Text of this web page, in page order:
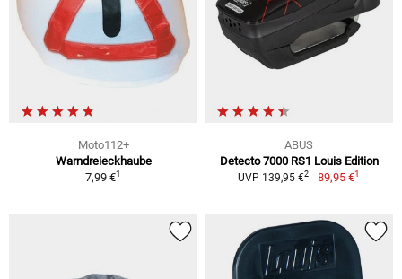
Moto112+
Warndreieckhaube
7,99 €1
ABUS
Detecto 7000 RS1 Louis Edition
UVP 139,95 €2 89,95 €1